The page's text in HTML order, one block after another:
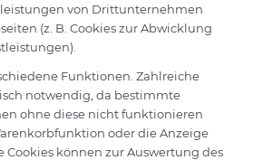
von Drittunternehmen
(z. B. Cookies zur Abwicklung
Funktionen. Zahlreiche
notwendig, da bestimmte
ohne diese nicht funktionieren
oder die Anzeige
Cookies können zur Auswertung des